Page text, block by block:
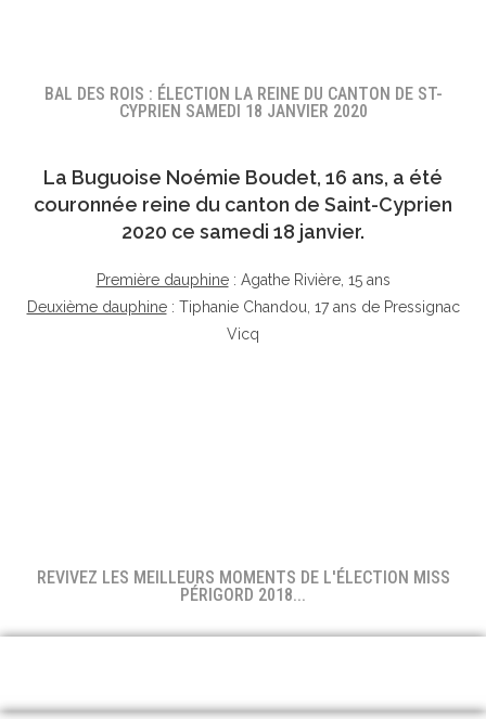
BAL DES ROIS : ÉLECTION LA REINE DU CANTON DE ST-
CYPRIEN SAMEDI 18 JANVIER 2020
La Buguoise Noémie Boudet, 16 ans, a été
couronnée reine du canton de Saint-Cyprien
2020 ce samedi 18 janvier.
Première dauphine: Agathe Rivière, 15 ans
Deuxième dauphine: Tiphanie Chandou, 17 ans de Pressignac
Vicq
REVIVEZ LES MEILLEURS MOMENTS DE L'ÉLECTION MISS
PÉRIGORD 2018...